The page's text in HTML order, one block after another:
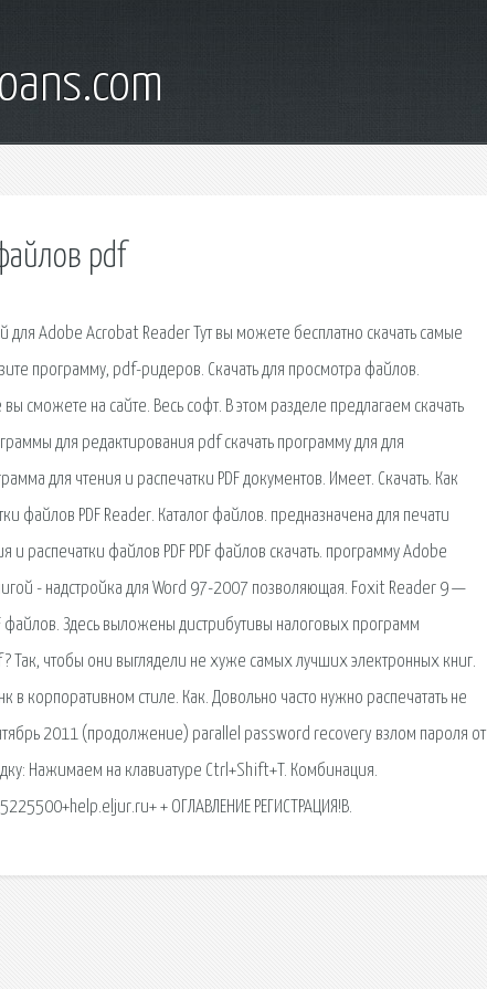
pdf
для Adobe Acrobat Reader Тут вы можете бесплатно скачать самые
программу, pdf-ридеров. Скачать для просмотра файлов.
сможете на сайте. Весь софт. В этом разделе предлагаем скачать
для редактирования pdf скачать программу для для
для чтения и распечатки PDF документов. Имеет. Скачать. Как
файлов PDF Reader. Каталог файлов. предназначена для печати
распечатки файлов PDF PDF файлов скачать. программу Adobe
- надстройка для Word 97-2007 позволяющая. Foxit Reader 9 —
Здесь выложены дистрибутивы налоговых программ
чтобы они выглядели не хуже самых лучших электронных книг.
стиле. Как. Довольно часто нужно распечатать не
2011 (продолжение) parallel password recovery взлом пароля от
Нажимаем на клавиатуре Ctrl+Shift+T. Комбинация.
+ ОГЛАВЛЕНИЕ РЕГИСТРАЦИЯ!В.